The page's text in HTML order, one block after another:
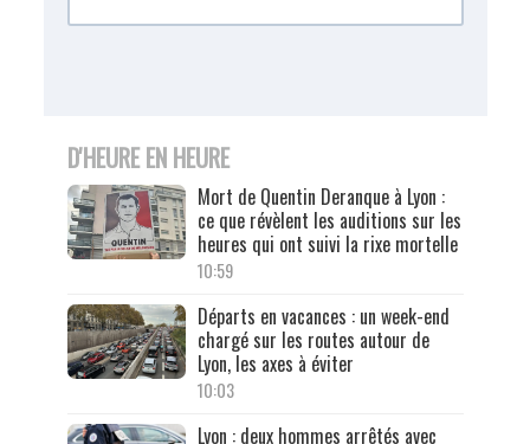
D'HEURE EN HEURE
Mort de Quentin Deranque à Lyon :
ce que révèlent les auditions sur les
heures qui ont suivi la rixe mortelle
10:59
Départs en vacances : un week-end
chargé sur les routes autour de
Lyon, les axes à éviter
10:03
Lyon : deux hommes arrêtés avec